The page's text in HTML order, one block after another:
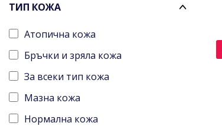
ТИП КОЖА
Атопична кожа
Бръчки и зряла кожа
За всеки тип кожа
Мазна кожа
Нормална кожа